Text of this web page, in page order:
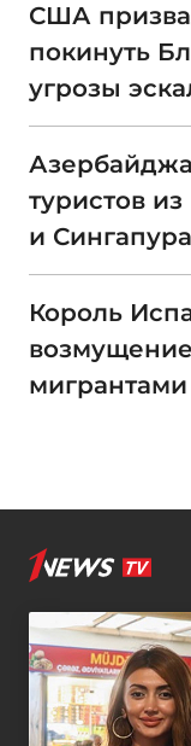
США
покинуть
угрозы
туристов
и Сингапура
Король
мигрантами